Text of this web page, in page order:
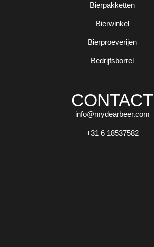
Bierpakketten
Bierwinkel
Bierproeverijen
Bedrijfsborrel
CONTACT
info@mydearbeer.com
+31 6 18537582